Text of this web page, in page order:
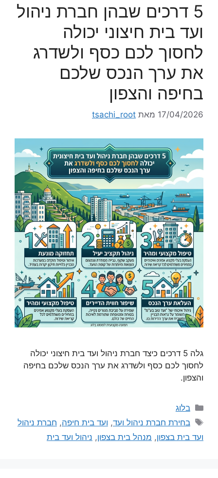
5 דרכים שבהן חברת ניהול
ועד בית חיצוני יכולה
לחסוך לכם כסף ולשדרג
את ערך הנכס שלכם
בחיפה והצפון
17/04/2026 מאת tsachi_root
גלה 5 דרכים כיצד חברת ניהול ועד בית חיצוני יכולה
לחסוך לכם כסף ולשדרג את ערך הנכס שלכם בחיפה
והצפון.
בלוג
בחירת חברת ניהול ועד, ועד בית חיפה, חברת ניהול
ועד בית בצפון, מנהל בית בצפון, ניהול ועד בית